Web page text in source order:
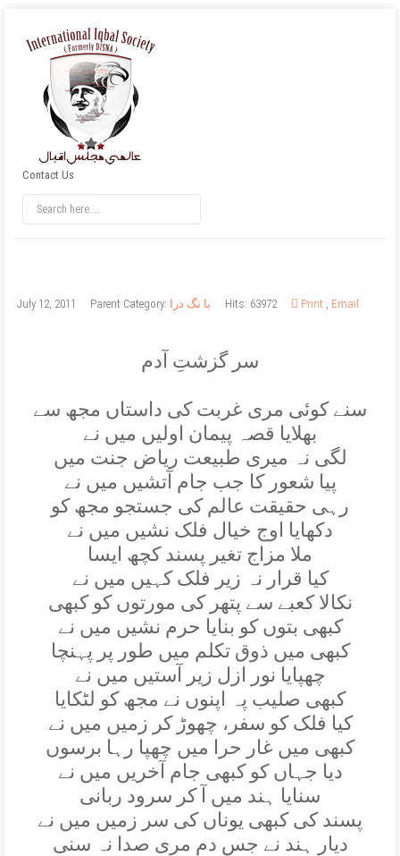
Contact Us
July 12, 2011 Parent Category: با نگ درا Hits: 63972 Print , Email
سر گزشتِ آدم
سنے کوئی مری غربت کی داستاں مجھ سے
بھلايا قصہ پيمان اوليں ميں نے
لگی نہ ميری طبيعت رياض جنت ميں
پيا شعور کا جب جام آتشيں ميں نے
رہی حقيقت عالم کی جستجو مجھ کو
دکھايا اوج خيال فلک نشيں ميں نے
ملا مزاج تغير پسند کچھ ايسا
کيا قرار نہ زير فلک کہيں ميں نے
نکالا کعبے سے پتھر کی مورتوں کو کبھی
کبھی بتوں کو بنايا حرم نشيں ميں نے
کبھی ميں ذوق تکلم ميں طور پر پہنچا
چھپايا نور ازل زير آستيں ميں نے
کبھی صليب پہ اپنوں نے مجھ کو لٹکايا
کيا فلک کو سفر، چھوڑ کر زميں ميں نے
کبھی ميں غار حرا ميں چھپا رہا برسوں
ديا جہاں کو کبھی جام آخريں ميں نے
سنايا ہند ميں آ کر سرود ربانی
پسند کی کبھی يوناں کی سر زميں ميں نے
ديار ہند نے جس دم مری صدا نہ سنی